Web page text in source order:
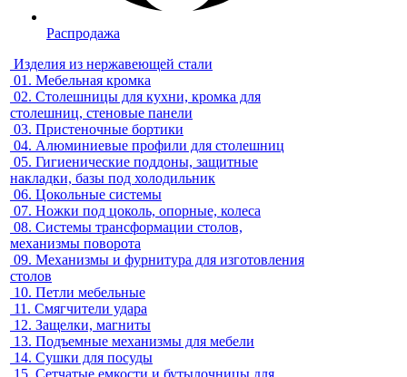
Распродажа
Изделия из нержавеющей стали
01. Мебельная кромка
02. Столешницы для кухни, кромка для
столешниц, стеновые панели
03. Пристеночные бортики
04. Алюминиевые профили для столешниц
05. Гигиенические поддоны, защитные
накладки, базы под холодильник
06. Цокольные системы
07. Ножки под цоколь, опорные, колеса
08. Системы трансформации столов,
механизмы поворота
09. Механизмы и фурнитура для изготовления
столов
10. Петли мебельные
11. Смягчители удара
12. Защелки, магниты
13. Подъемные механизмы для мебели
14. Сушки для посуды
15. Сетчатые емкости и бутылочницы для